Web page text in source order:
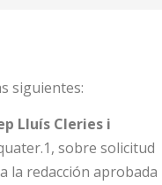
siguientes:
Lluís Cleries i
sobre solicitud
la redacción aprobada